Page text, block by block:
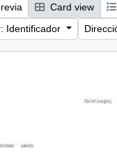
Card view
Identificador